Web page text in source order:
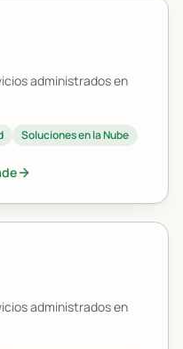
administrados en
Soluciones en la Nube
administrados en